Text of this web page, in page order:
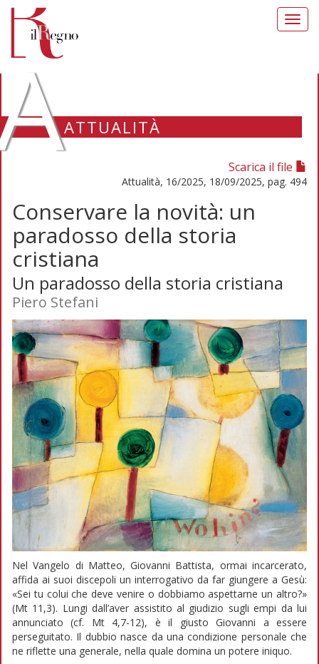
ATTUALITÀ
Scarica il file
Attualità, 16/2025, 18/09/2025, pag. 494
Conservare la novità: un
paradosso della storia
cristiana
Un paradosso della storia cristiana
Piero Stefani
Nel Vangelo di Matteo, Giovanni Battista, ormai incarcerato,
affida ai suoi discepoli un interrogativo da far giungere a Gesù:
«Sei tu colui che deve venire o dobbiamo aspettarne un altro?»
(Mt 11,3). Lungi dall’aver assistito al giudizio sugli empi da lui
annunciato (cf. Mt 4,7-12), è il giusto Giovanni a essere
perseguitato. Il dubbio nasce da una condizione personale che
ne riflette una generale, nella quale domina un potere iniquo.